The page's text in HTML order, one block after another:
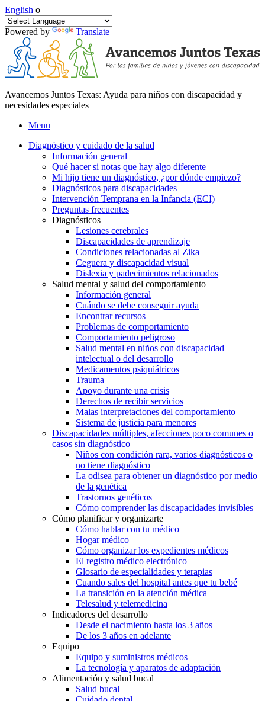
English o
Powered by Translate
Avancemos Juntos Texas: Ayuda para niños con discapacidad y
necesidades especiales
Menu
Diagnóstico y cuidado de la salud
Información general
Qué hacer si notas que hay algo diferente
Mi hijo tiene un diagnóstico, ¿por dónde empiezo?
Diagnósticos para discapacidades
Intervención Temprana en la Infancia (ECI)
Preguntas frecuentes
Diagnósticos
Lesiones cerebrales
Discapacidades de aprendizaje
Condiciones relacionadas al Zika
Ceguera y discapacidad visual
Dislexia y padecimientos relacionados
Salud mental y salud del comportamiento
Información general
Cuándo se debe conseguir ayuda
Encontrar recursos
Problemas de comportamiento
Comportamiento peligroso
Salud mental en niños con discapacidad
intelectual o del desarrollo
Medicamentos psiquiátricos
Trauma
Apoyo durante una crisis
Derechos de recibir servicios
Malas interpretaciones del comportamiento
Sistema de justicia para menores
Discapacidades múltiples, afecciones poco comunes o
casos sin diagnóstico
Niños con condición rara, varios diagnósticos o
no tiene diagnóstico
La odisea para obtener un diagnóstico por medio
de la genética
Trastornos genéticos
Cómo comprender las discapacidades invisibles
Cómo planificar y organizarte
Cómo hablar con tu médico
Hogar médico
Cómo organizar los expedientes médicos
El registro médico electrónico
Glosario de especialidades y terapias
Cuando sales del hospital antes que tu bebé
La transición en la atención médica
Telesalud y telemedicina
Indicadores del desarrollo
Desde el nacimiento hasta los 3 años
De los 3 años en adelante
Equipo
Equipo y suministros médicos
La tecnología y aparatos de adaptación
Alimentación y salud bucal
Salud bucal